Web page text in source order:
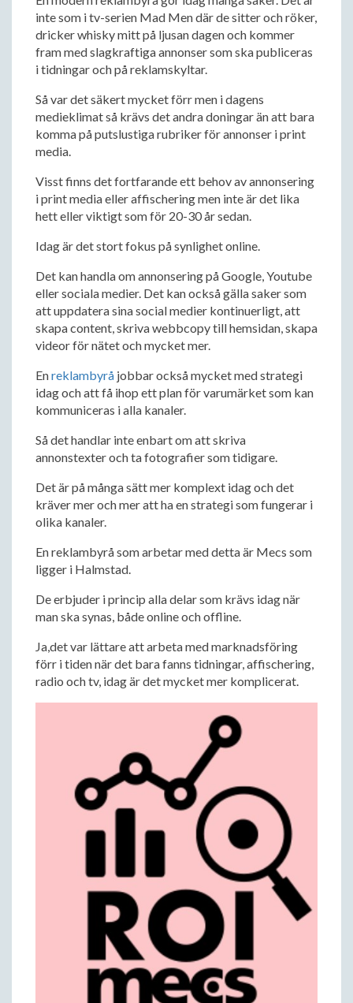
inte som i tv-serien Mad Men där de sitter och röker,
dricker whisky mitt på ljusan dagen och kommer
fram med slagkraftiga annonser som ska publiceras
i tidningar och på reklamskyltar.
Så var det säkert mycket förr men i dagens
medieklimat så krävs det andra doningar än att bara
komma på putslustiga rubriker för annonser i print
media.
Visst finns det fortfarande ett behov av annonsering
i print media eller affischering men inte är det lika
hett eller viktigt som för 20-30 år sedan.
Idag är det stort fokus på synlighet online.
Det kan handla om annonsering på Google, Youtube
eller sociala medier. Det kan också gälla saker som
att uppdatera sina social medier kontinuerligt, att
skapa content, skriva webbcopy till hemsidan, skapa
videor för nätet och mycket mer.
Enreklambyrå jobbar också mycket med strategi
idag och att få ihop ett plan för varumärket som kan
kommuniceras i alla kanaler.
Så det handlar inte enbart om att skriva
annonstexter och ta fotografier som tidigare.
Det är på många sätt mer komplext idag och det
kräver mer och mer att ha en strategi som fungerar i
olika kanaler.
En reklambyrå som arbetar med detta är Mecs som
ligger i Halmstad.
De erbjuder i princip alla delar som krävs idag när
man ska synas, både online och offline.
Ja,det var lättare att arbeta med marknadsföring
förr i tiden när det bara fanns tidningar, affischering,
radio och tv, idag är det mycket mer komplicerat.